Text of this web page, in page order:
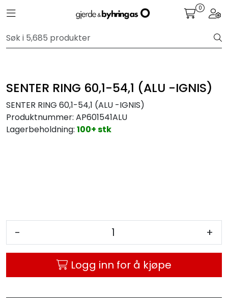
Toggle navigation 0
SENTER RING 60,1-54,1 (ALU -IGNIS)
SENTER RING 60,1-54,1 (ALU -IGNIS)
Produktnummer: AP601541ALU
Lagerbeholdning: 100+ stk
- +
Logg inn for å kjøpe
Personbil
Lastebil
Tilbudstorget